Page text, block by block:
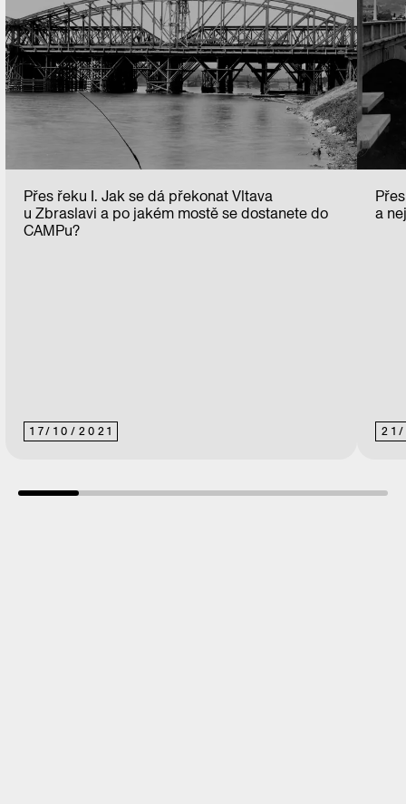
17/ 10/ 2021
Přes řeku I. Jak se dá překonat Vltava
u Zbraslavi a po jakém mostě se dostanete do
CAMPu?
21/
a